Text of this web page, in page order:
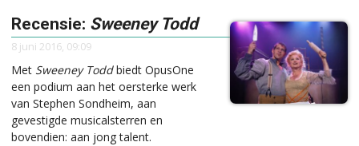
Recensie: Sweeney Todd
8 juni 2016, 09:09
Met Sweeney Toddbiedt OpusOne
een podium aan het oersterke werk
van Stephen Sondheim, aan
gevestigde musicalsterren en
bovendien: aan jong talent.